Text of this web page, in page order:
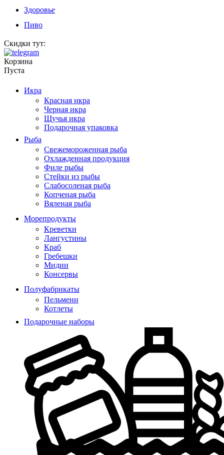
Здоровье
Пиво
Скидки тут:
Корзина
Пуста
Икра
Красная икра
Черная икра
Щучья икра
Подарочная упаковка
Рыба
Свежемороженная рыба
Охлажденная продукция
Филе рыбы
Стейки из рыбы
Слабосоленая рыба
Копченая рыба
Вяленая рыба
Морепродукты
Креветки
Лангустины
Краб
Гребешки
Мидии
Консервы
Полуфабрикаты
Пельмени
Котлеты
Подарочные наборы